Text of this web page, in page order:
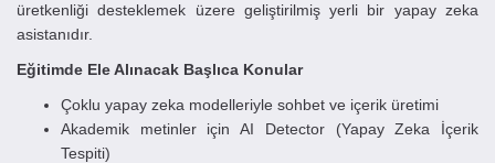
üretkenliği desteklemek üzere geliştirilmiş yerli bir yapay zeka
asistanıdır.
Eğitimde Ele Alınacak Başlıca Konular
Çoklu yapay zeka modelleriyle sohbet ve içerik üretimi
Akademik metinler için AI Detector (Yapay Zeka İçerik
Tespiti)